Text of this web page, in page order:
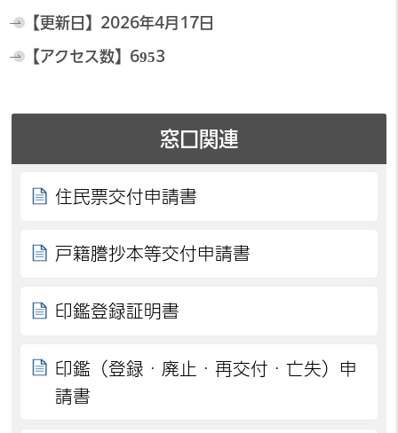
【更新日】 2026年4月17日
【アクセス数】 6953
窓口関連
住民票交付申請書
戸籍謄抄本等交付申請書
印鑑登録証明書
印鑑（登録・廃止・再交付・亡失）申
請書